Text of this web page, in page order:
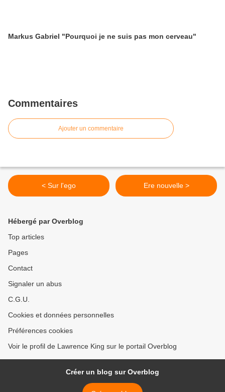
Markus Gabriel "Pourquoi je ne suis pas mon cerveau"
Commentaires
Ajouter un commentaire
< Sur l'ego Ere nouvelle >
Hébergé par Overblog
Top articles
Pages
Contact
Signaler un abus
C.G.U.
Cookies et données personnelles
Préférences cookies
Voir le profil de Lawrence King sur le portail Overblog
Créer un blog sur Overblog